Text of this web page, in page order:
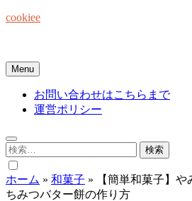
Skip
cookiee
Menu
お問い合わせはこちらまで
運営ポリシー
検
索:
ホーム » 和菓子 »
【簡単和菓子】
ちみつバター餅の作り方